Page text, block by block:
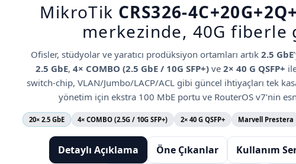
MikroTik CRS326-
merkezinde, 40G fiberle
Ofisler, stüdyolar ve yaratıcı prodüksiyon ortamları artık 2.5 GbE
2.5 GbE, 4× COMBO (2.5 GbE / 10G SFP+) ve 2× 40 G QSFP+
switch-chip, VLAN/Jumbo/LACP/ACL gibi güncel ihtiyaçları tek
yönetim için ekstra 100 MbE portu ve RouterOS v7’nin
20× 2.5 GbE 4× COMBO (2.5G / 10G SFP+) 2× 40 G QSFP+ Marvell Prestera
Detaylı Açıklama Öne Çıkanlar Kullanım